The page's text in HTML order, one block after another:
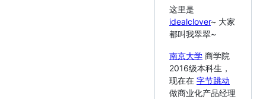
这里是
idealclover~ 大家
都叫我翠翠~
南京大学 商学院
2016级本科生，
现在在 字节跳动
做商业化产品经理